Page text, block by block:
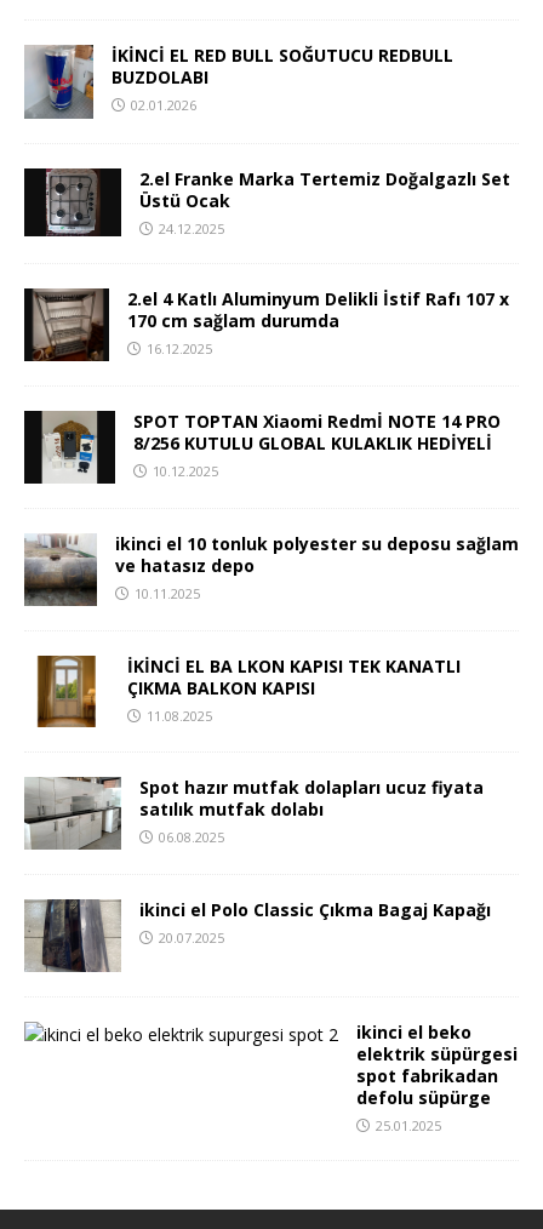
İKİNCİ EL RED BULL SOĞUTUCU REDBULL
BUZDOLABI
02.01.2026
2.el Franke Marka Tertemiz Doğalgazlı Set
Üstü Ocak
24.12.2025
2.el 4 Katlı Aluminyum Delikli İstif Rafı 107 x
170 cm sağlam durumda
16.12.2025
SPOT TOPTAN Xiaomi Redmİ NOTE 14 PRO
8/256 KUTULU GLOBAL KULAKLIK HEDİYELİ
10.12.2025
ikinci el 10 tonluk polyester su deposu sağlam
ve hatasız depo
10.11.2025
İKİNCİ EL BA LKON KAPISI TEK KANATLI
ÇIKMA BALKON KAPISI
11.08.2025
Spot hazır mutfak dolapları ucuz fiyata
satılık mutfak dolabı
06.08.2025
ikinci el Polo Classic Çıkma Bagaj Kapağı
20.07.2025
ikinci el beko
elektrik süpürgesi
spot fabrikadan
defolu süpürge
25.01.2025